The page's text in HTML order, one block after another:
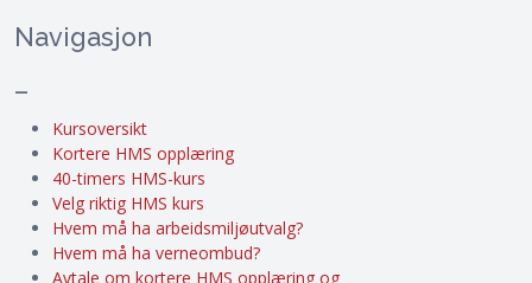
Navigasjon
–
Kursoversikt
Kortere HMS opplæring
40-timers HMS-kurs
Velg riktig HMS kurs
Hvem må ha arbeidsmiljøutvalg?
Hvem må ha verneombud?
Avtale om kortere HMS opplæring og